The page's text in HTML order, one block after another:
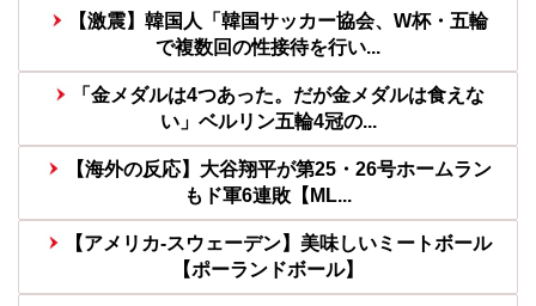
【激震】韓国人「韓国サッカー協会、W杯・五輪
で複数回の性接待を行い...
「金メダルは4つあった。だが金メダルは食えな
い」ベルリン五輪4冠の...
【海外の反応】大谷翔平が第25・26号ホームラン
もド軍6連敗【ML...
【アメリカ-スウェーデン】美味しいミートボール
【ポーランドボール】